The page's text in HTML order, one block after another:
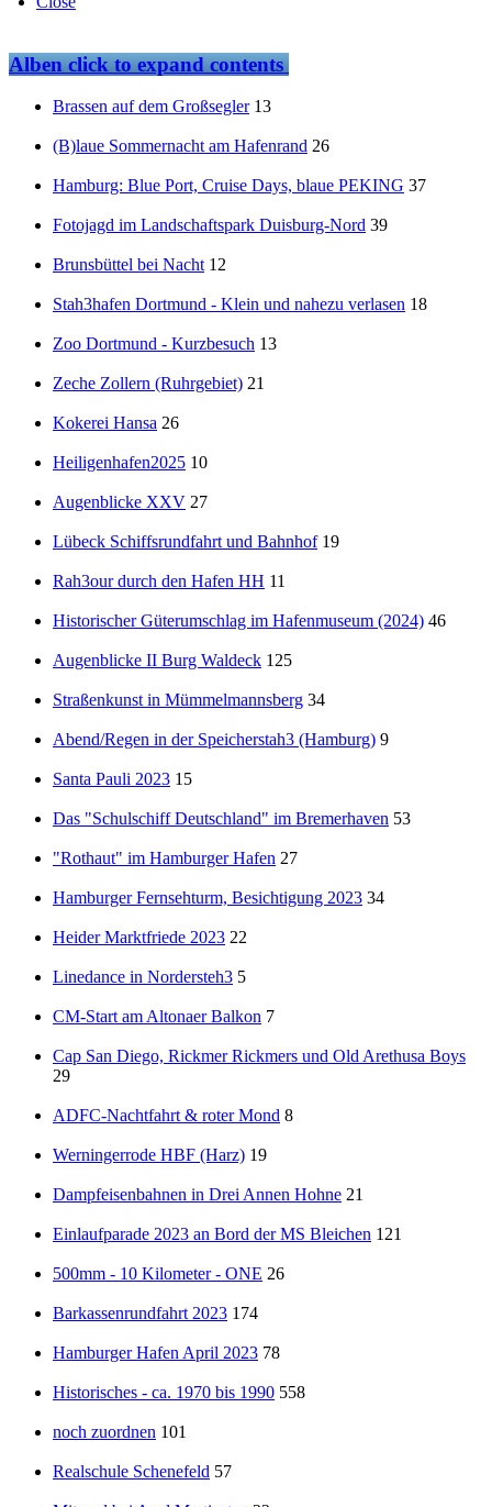
Albenclick to expand contents
Brassen auf dem Großsegler 13
(B)laue Sommernacht am Hafenrand 26
Hamburg: Blue Port, Cruise Days, blaue PEKING 37
Fotojagd im Landschaftspark Duisburg-Nord 39
Brunsbüttel bei Nacht 12
Stah3hafen Dortmund - Klein und nahezu verlasen 18
Zoo Dortmund - Kurzbesuch 13
Zeche Zollern (Ruhrgebiet) 21
Kokerei Hansa 26
Heiligenhafen2025 10
Augenblicke XXV 27
Lübeck Schiffsrundfahrt und Bahnhof 19
Rah3our durch den Hafen HH 11
Historischer Güterumschlag im Hafenmuseum (2024) 46
Augenblicke II Burg Waldeck 125
Straßenkunst in Mümmelmannsberg 34
Abend/Regen in der Speicherstah3 (Hamburg) 9
Santa Pauli 2023 15
Das "Schulschiff Deutschland" im Bremerhaven 53
"Rothaut" im Hamburger Hafen 27
Hamburger Fernsehturm, Besichtigung 2023 34
Heider Marktfriede 2023 22
Linedance in Nordersteh3 5
CM-Start am Altonaer Balkon 7
Cap San Diego, Rickmer Rickmers und Old Arethusa Boys
29
ADFC-Nachtfahrt & roter Mond 8
Werningerrode HBF (Harz) 19
Dampfeisenbahnen in Drei Annen Hohne 21
Einlaufparade 2023 an Bord der MS Bleichen 121
500mm - 10 Kilometer - ONE 26
Barkassenrundfahrt 2023 174
Hamburger Hafen April 2023 78
Historisches - ca. 1970 bis 1990 558
noch zuordnen 101
Realschule Schenefeld 57